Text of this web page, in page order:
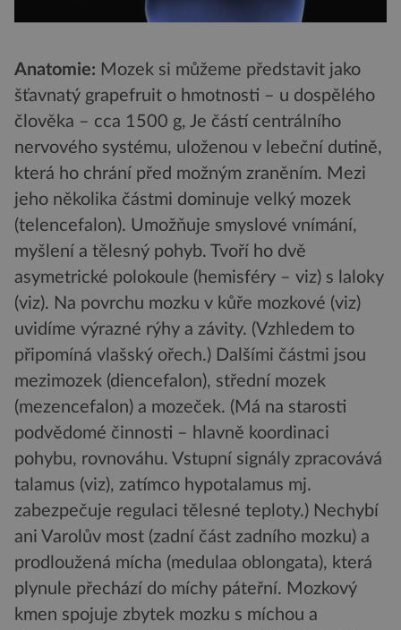
Anatomie: Mozek si můžeme představit jako
šťavnatý grapefruit o hmotnosti – u dospělého
člověka – cca 1500 g, Je částí centrálního
nervového systému, uloženou v lebeční dutině,
která ho chrání před možným zraněním. Mezi
jeho několika částmi dominuje velký mozek
(telencefalon). Umožňuje smyslové vnímání,
myšlení a tělesný pohyb. Tvoří ho dvě
asymetrické polokoule (hemisféry – viz) s laloky
(viz). Na povrchu mozku v kůře mozkové (viz)
uvidíme výrazné rýhy a závity. (Vzhledem to
připomíná vlašský ořech.) Dalšími částmi jsou
mezimozek (diencefalon), střední mozek
(mezencefalon) a mozeček. (Má na starosti
podvědomé činnosti – hlavně koordinaci
pohybu, rovnováhu. Vstupní signály zpracovává
talamus (viz), zatímco hypotalamus mj.
zabezpečuje regulaci tělesné teploty.) Nechybí
ani Varolův most (zadní část zadního mozku) a
prodloužená mícha (medulaa oblongata), která
plynule přechází do míchy páteřní. Mozkový
kmen spojuje zbytek mozku s míchou a